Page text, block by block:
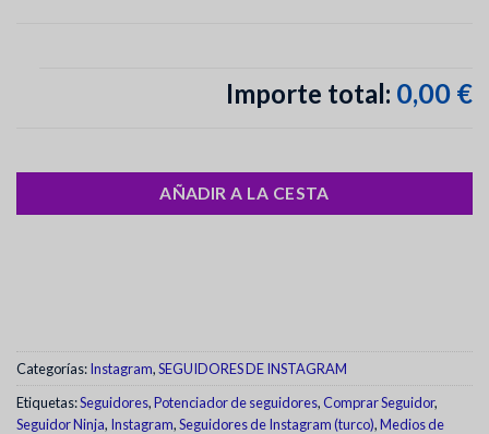
Importe total: 0,00 €
AÑADIR A LA CESTA
Categorías:Instagram,SEGUIDORES DE INSTAGRAM
Etiquetas:Seguidores,Potenciador de seguidores,Comprar Seguidor,
Seguidor Ninja, Instagram,Seguidores de Instagram (turco),Medios de